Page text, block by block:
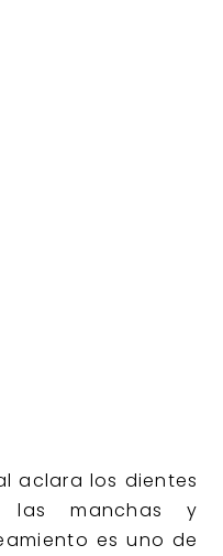
aclara los dientes
manchas y
es uno de